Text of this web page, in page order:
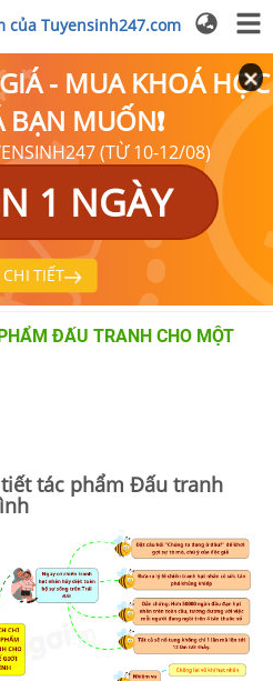
của Tuyensinh247.com
- MUA KHOÁ HỌC
MUỐN❗
(TỪ 10-12/08)
1 NGÀY
TIẾT
ĐẤU TRANH CHO MỘT
tác phẩm Đấu tranh